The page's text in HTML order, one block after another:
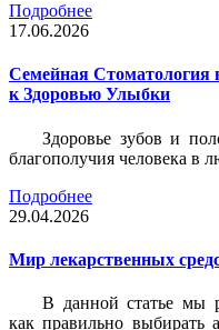
Подробнее
17.06.2026
Семейная
к Здоровью Улыбки
Здоровье зубов и
благополучия человека в
Подробнее
29.04.2026
Мир лекарственных
В данной статье мы
как правильно выбирать